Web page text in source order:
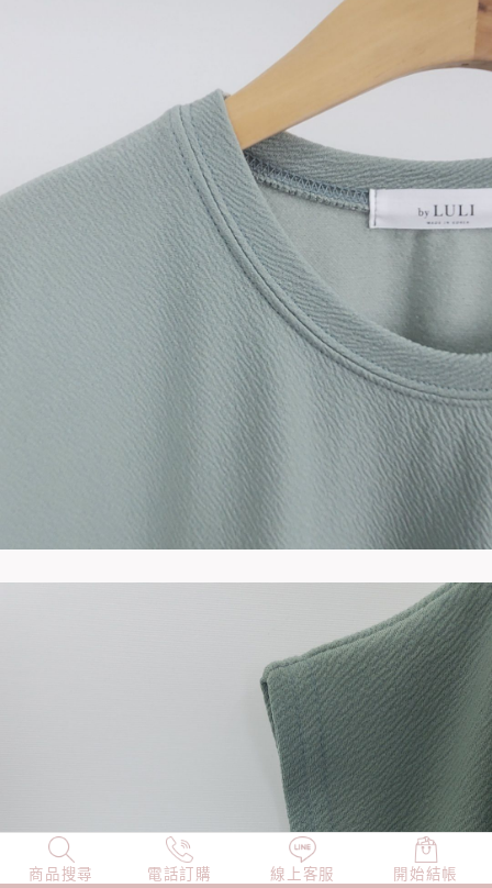
商品搜尋 電話訂購 線上客服 開始結帳
NEW 店長精選 TOP100 小編穿搭